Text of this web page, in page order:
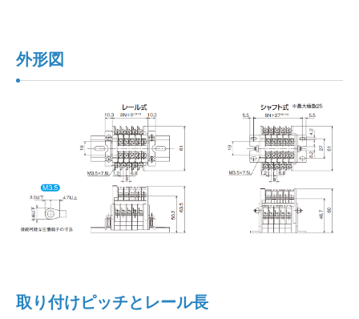
外形図
取り付けピッチとレール長